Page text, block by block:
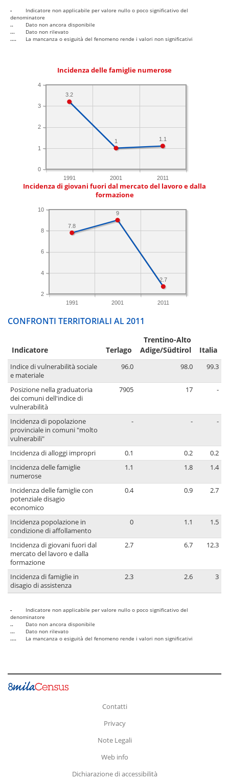
-
Indicatore non applicabile per valore nullo o poco significativo del
denominatore
..
Dato non ancora disponibile
...
Dato non rilevato
....
La mancanza o esiguità del fenomeno rende i valori non significativi
Incidenza delle famiglie numerose
1991 2001 2011
0
1
2
3
4
1.1
1
3.2
Incidenza di giovani fuori dal mercato del lavoro e dalla
formazione
1991 2001 2011
2
4
6
8
10
2.7
9
7.8
CONFRONTI TERRITORIALI AL 2011
Indicatore Terlago
Trentino-Alto
Adige/Südtirol
Italia
Indice di vulnerabilità sociale
e materiale
96.0 98.0 99.3
Posizione nella graduatoria
dei comuni dell'indice di
vulnerabilità
7905 17 -
Incidenza di popolazione
provinciale in comuni "molto
vulnerabili"
- - -
Incidenza di alloggi impropri 0.1 0.2
0.2
Incidenza delle famiglie
numerose
1.1 1.8 1.4
Incidenza delle famiglie con
potenziale disagio
economico
0.4 0.9 2.7
Incidenza popolazione in
condizione di affollamento
0 1.1 1.5
Incidenza di giovani fuori dal
mercato del lavoro e dalla
formazione
2.7 6.7 12.3
Incidenza di famiglie in
disagio di assistenza
2.3 2.6 3
-
Indicatore non applicabile per valore nullo o poco significativo del
denominatore
..
Dato non ancora disponibile
...
Dato non rilevato
....
La mancanza o esiguità del fenomeno rende i valori non significativi
Contatti
Privacy
Note Legali
Web info
Dichiarazione di accessibilità